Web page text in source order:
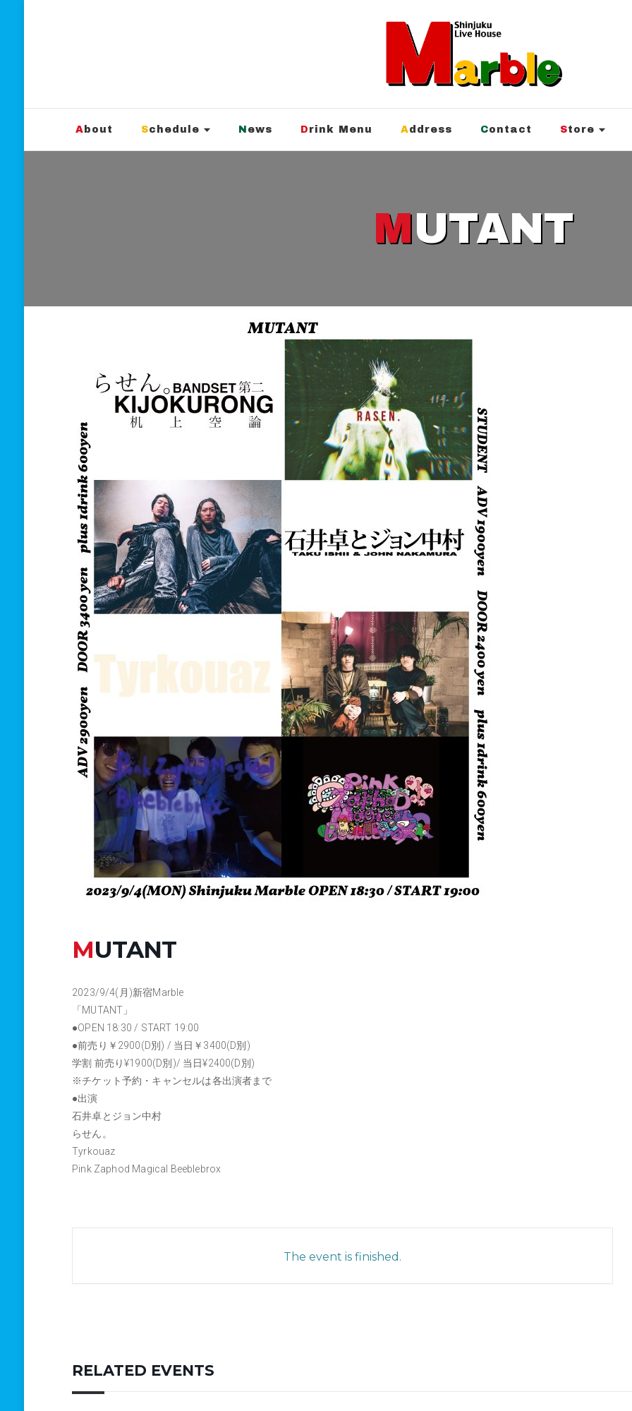
About Schedule News Drink Menu Address Contact Store
MUTANT
MUTANT
2023/9/4(月)新宿Marble
「MUTANT」
●OPEN 18:30 / START 19:00
●前売り￥2900(D別) / 当日￥3400(D別)
学割 前売り¥1900(D別)/ 当日¥2400(D別)
※チケット予約・キャンセルは各出演者まで
●出演
石井卓とジョン中村
らせん。
Tyrkouaz
Pink Zaphod Magical Beeblebrox
The event is finished.
RELATED EVENTS